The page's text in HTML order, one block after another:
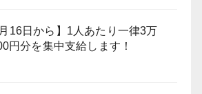
月16日から】1人あたり一律3万
円分を集中支給します！